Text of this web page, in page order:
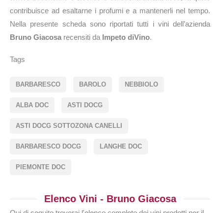
contribuisce ad esaltarne i profumi e a mantenerli nel tempo.
Nella presente scheda sono riportati tutti i vini dell’azienda
Bruno Giacosa recensiti da Impeto diVino.
Tags
BARBARESCO BAROLO NEBBIOLO
ALBA DOC ASTI DOCG
ASTI DOCG SOTTOZONA CANELLI
BARBARESCO DOCG LANGHE DOC
PIEMONTE DOC
Elenco Vini - Bruno Giacosa